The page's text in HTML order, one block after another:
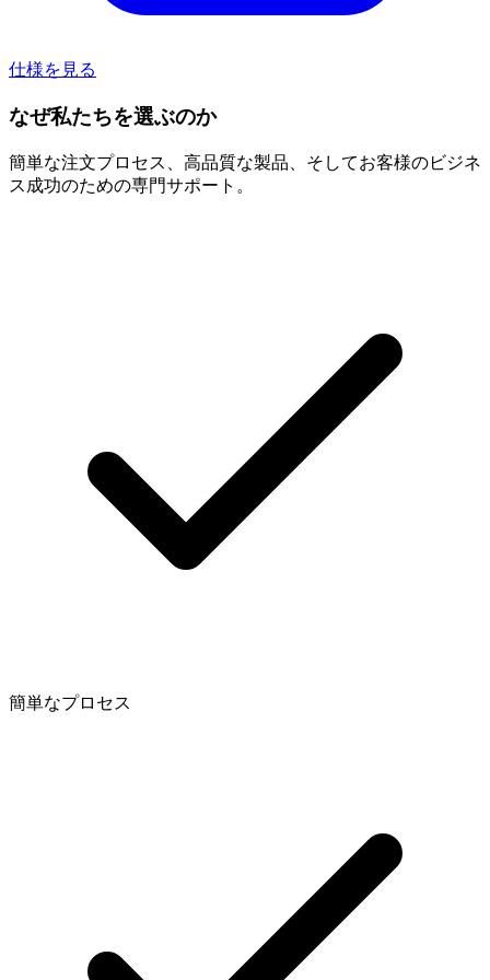
仕様を見る
なぜ私たちを選ぶのか
簡単な注文プロセス、高品質な製品、そしてお客様のビジネ
ス成功のための専門サポート。
簡単なプロセス